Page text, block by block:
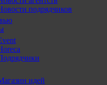
подрядчиков
идей